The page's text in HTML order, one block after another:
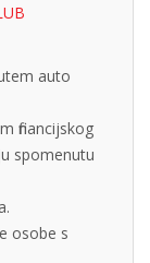
auto
financijskog
spomenutu
osobe s